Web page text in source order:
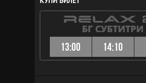
13:00 14:10